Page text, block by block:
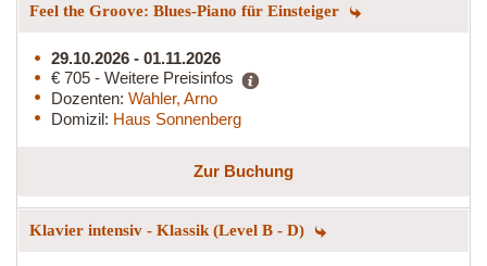
Feel the Groove: Blues-Piano für Einsteiger
29.10.2026 - 01.11.2026
€ 705 - Weitere Preisinfos
Dozenten: Wahler, Arno
Domizil: Haus Sonnenberg
Zur Buchung
Klavier intensiv - Klassik (Level B - D)